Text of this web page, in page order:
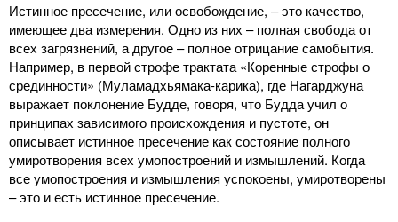
Истинное пресечение, или освобождение, – это качество,
имеющее два измерения. Одно из них – полная свобода от
всех загрязнений, а другое – полное отрицание самобытия.
Например, в первой строфе трактата «Коренные строфы о
срединности» (Муламадхьямака-карика), где Нагарджуна
выражает поклонение Будде, говоря, что Будда учил о
принципах зависимого происхождения и пустоте, он
описывает истинное пресечение как состояние полного
умиротворения всех умопостроений и измышлений. Когда
все умопостроения и измышления успокоены, умиротворены
– это и есть истинное пресечение.